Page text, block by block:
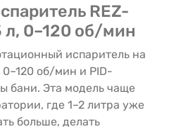
REZ-
л, 0–120 об/мин
испаритель на
об/мин и PID-
бани. Эта модель чаще
где 1–2 литра уже
больше, делать